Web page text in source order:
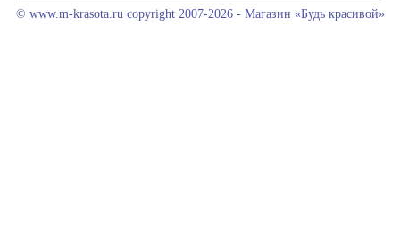
© www.m-krasota.ru copyright 2007-2026 - Магазин «Будь красивой»